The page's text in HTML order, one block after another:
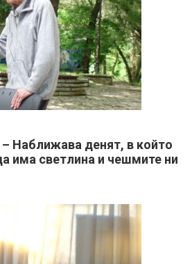
Наближава денят, в който
има светлина и чешмите ни